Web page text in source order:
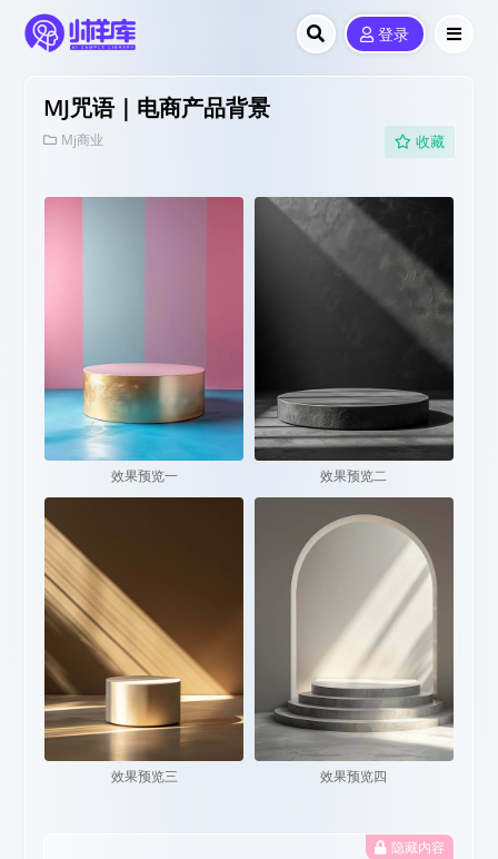
登录
MJ咒语｜电商产品背景
Mj商业 收藏
效果预览一 效果预览二
效果预览三 效果预览四
隐藏内容